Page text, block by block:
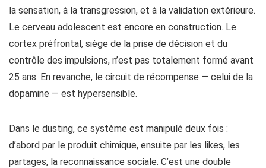
la sensation, à la transgression, et à la validation extérieure.
Le cerveau adolescent est encore en construction. Le
cortex préfrontal, siège de la prise de décision et du
contrôle des impulsions, n’est pas totalement formé avant
25 ans. En revanche, le circuit de récompense — celui de la
dopamine — est hypersensible.
Dans le dusting, ce système est manipulé deux fois :
d’abord par le produit chimique, ensuite par les likes, les
partages, la reconnaissance sociale. C’est une double